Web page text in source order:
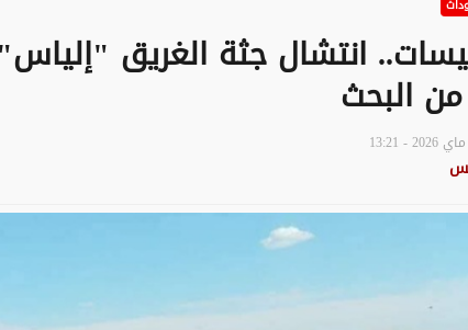
انتشال جثة الغريق "إلياس"
من البحث